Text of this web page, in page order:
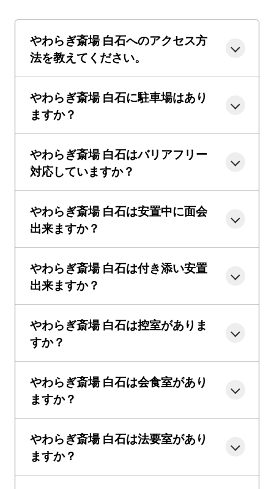
やわらぎ斎場 白石へのアクセス方
法を教えてください。
やわらぎ斎場 白石に駐車場はあり
ますか？
やわらぎ斎場 白石はバリアフリー
対応していますか？
やわらぎ斎場 白石は安置中に面会
出来ますか？
やわらぎ斎場 白石は付き添い安置
出来ますか？
やわらぎ斎場 白石は控室がありま
すか？
やわらぎ斎場 白石は会食室があり
ますか？
やわらぎ斎場 白石は法要室があり
ますか？